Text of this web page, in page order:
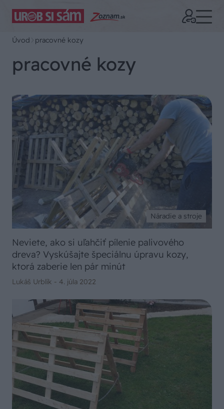
Úvod pracovné kozy
pracovné kozy
Náradie a stroje
Neviete, ako si uľahčiť pílenie palivového
dreva? Vyskúšajte špeciálnu úpravu kozy,
ktorá zaberie len pár minút
Lukáš Urblík - 4. júla 2022